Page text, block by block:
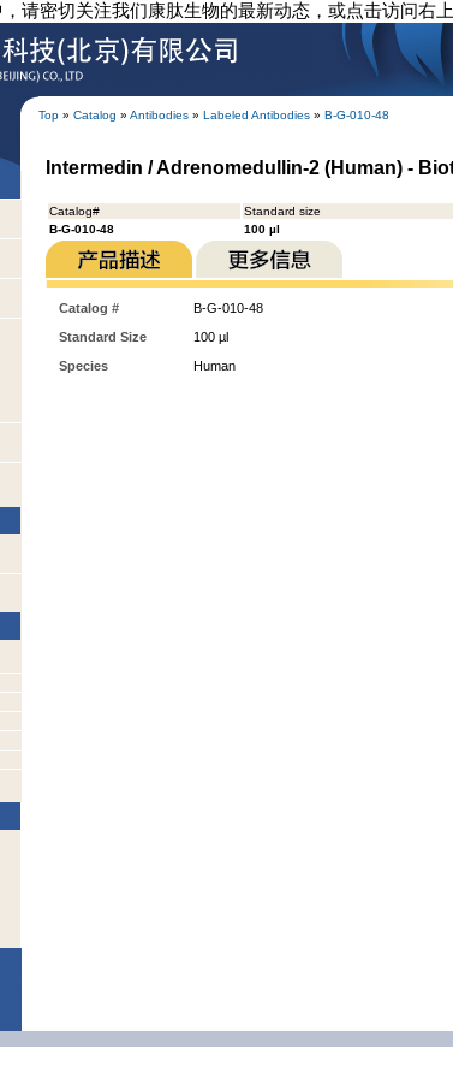
请密切关注我们康肽生物的最新动态，或点击访问右
Top » Catalog » Antibodies » Labeled Antibodies » B-G-010-48
Intermedin / Adrenomedullin-2 (Human) -
Catalog# Standard size
B-G-010-48
100 µl
Catalog #
B-G-010-48
Standard Size
100 µl
Species
Human